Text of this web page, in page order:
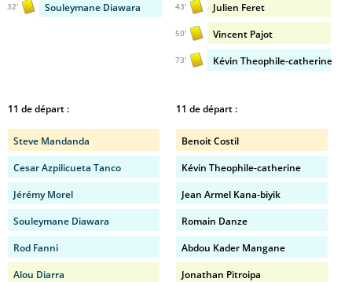
Souleymane Diawara
32' Julien Feret
43'
Vincent Pajot
50'
Kévin Theophile-catherine
73'
11 de départ :
Steve Mandanda
Cesar Azpilicueta Tanco
Jérémy Morel
Souleymane Diawara
Rod Fanni
Alou Diarra
11 de départ :
Benoit Costil
Kévin Theophile-catherine
Jean Armel Kana-biyik
Romain Danze
Abdou Kader Mangane
Jonathan Pitroipa